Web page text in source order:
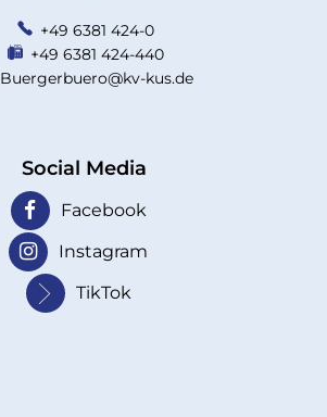
+49 6381 424-0
+49 6381 424-440
Buergerbuero@kv-kus.de
Social Media
Facebook
Instagram
TikTok